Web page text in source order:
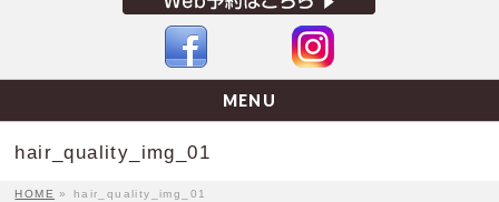
MENU
hair_quality_img_01
HOME » hair_quality_img_01